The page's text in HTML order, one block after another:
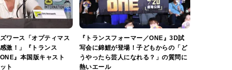
ワース「オプティマス
激！」『トランス
』本国版キャスト
ト
『トランスフォーマー／ONE』3D試
写会に錦鯉が登場！子どもからの「ど
うやったら芸人になれる？」の質問に
熱いエール